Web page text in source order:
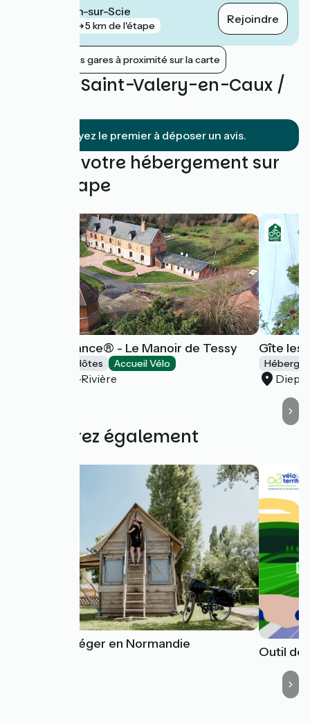
Saint-Aubin-sur-Scie
5 km de l'étape Rejoindre
Afficher les gares à proximité sur la carte
Avis sur Saint-Valery-en-Caux /
Soyez le premier à déposer un avis.
Trouvez votre hébergement sur
cette étape
Gîtes de France® - Le Manoir de Tessy
Chambres d'Hôtes Accueil Vélo
Ouville-la-Rivière
Gîte les
Découvrez également
Voyagez léger en Normandie
Outil de